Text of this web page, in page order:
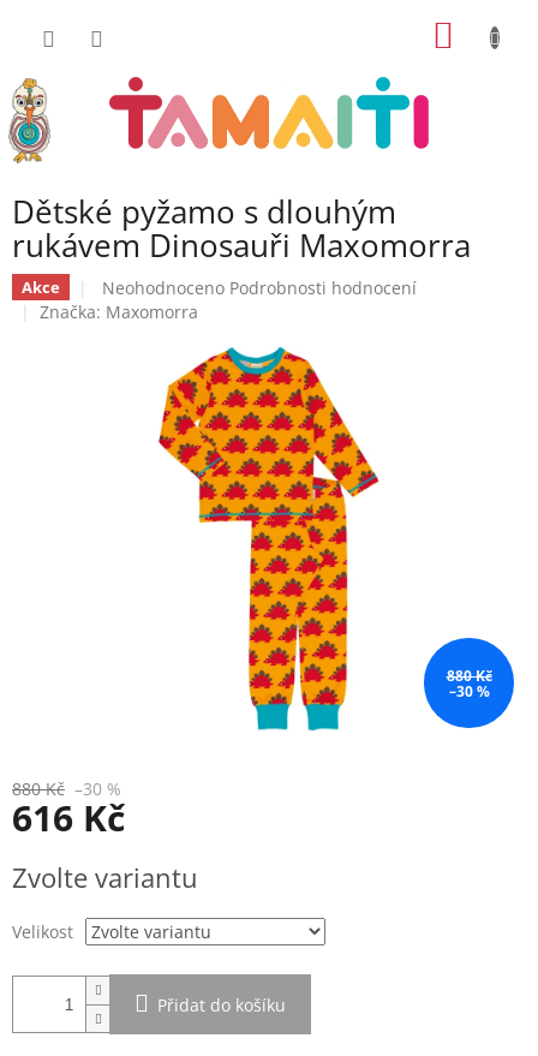
Dětské pyžamo s dlouhým
rukávem Dinosauři Maxomorra
Akce
Průměrné
hodnocení
hvězdiček.
Neohodnoceno Podrobnosti hodnocení
Značka: Maxomorra
880 Kč
–30 %
880 Kč –30 %
616 Kč
cena:
Zvolte variantu
Velikost
Přidat do košíku